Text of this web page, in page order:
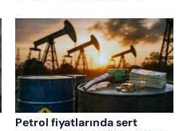
Petrol fiyatlarında sert